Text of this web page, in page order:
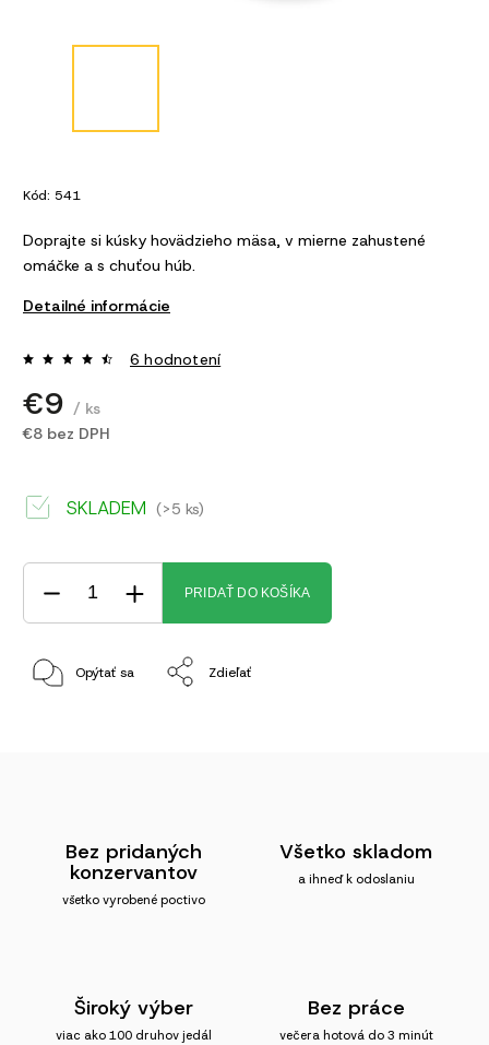
Kód: 541
Doprajte si kúsky hovädzieho mäsa, v mierne zahustené
omáčke a s chuťou húb.
Detailné informácie
6 hodnotení
€9 / ks
€8 bez DPH
SKLADEM (>5 ks)
PRIDAŤ DO KOŠÍKA
Opýtať sa Zdieľať
Bez pridaných
konzervantov
všetko vyrobené poctivo
Všetko skladom
a ihneď k odoslaniu
Široký výber
viac ako 100 druhov jedál
Bez práce
večera hotová do 3 minút